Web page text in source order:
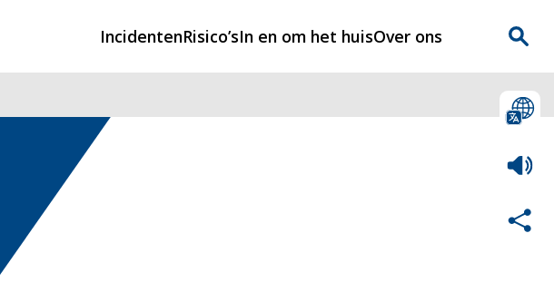
Incidenten
Hulpdiensten nodig?
CIN-meldingen
Risico’sIn en om het huisOver ons